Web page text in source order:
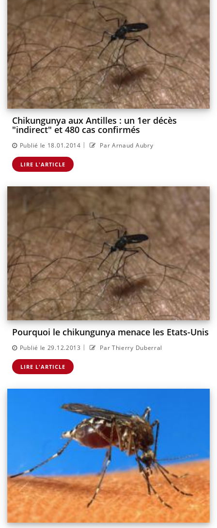
Chikungunya aux Antilles : un 1er décès
"indirect" et 480 cas confirmés
Publié le 18.01.2014 | Par Arnaud Aubry
LIRE L'ARTICLE
Pourquoi le chikungunya menace les Etats-Unis
Publié le 29.12.2013 | Par Thierry Duberral
LIRE L'ARTICLE